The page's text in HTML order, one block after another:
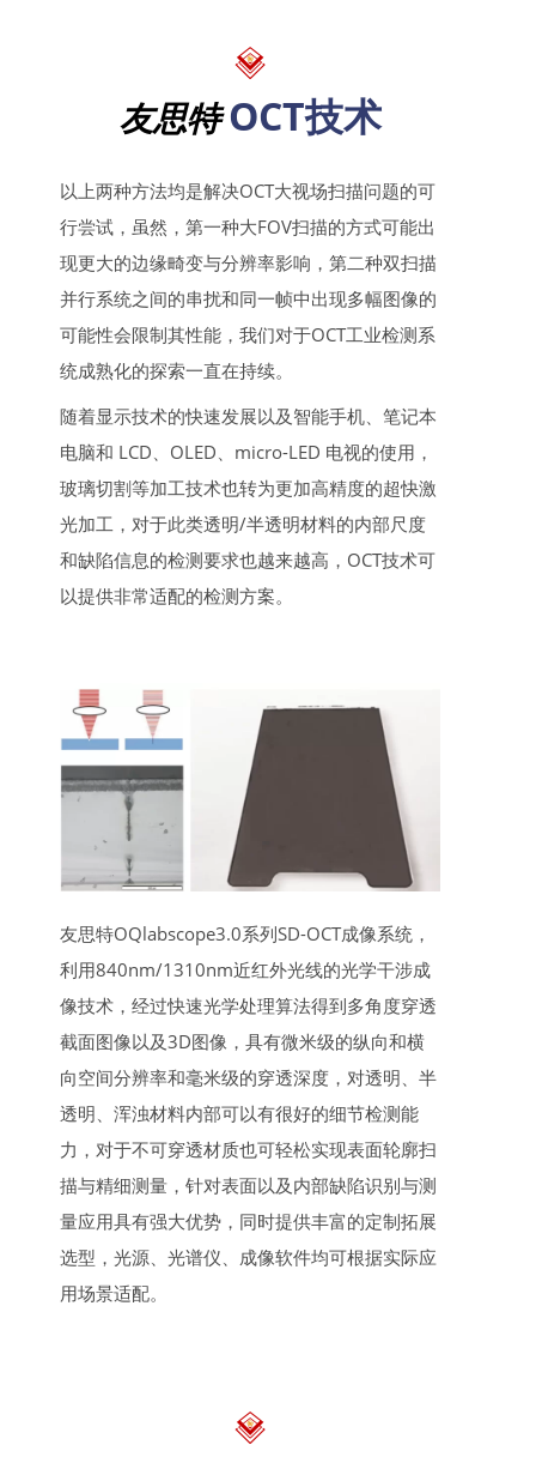
友思特OCT技术
以上两种方法均是解决OCT大视场扫描问题的可
行尝试，虽然，第一种大FOV扫描的方式可能出
现更大的边缘畸变与分辨率影响，第二种双扫描
并行系统之间的串扰和同一帧中出现多幅图像的
可能性会限制其性能，我们对于OCT工业检测系
统成熟化的探索一直在持续。
随着显示技术的快速发展以及智能手机、笔记本
电脑和 LCD、OLED、micro-LED 电视的使用，
玻璃切割等加工技术也转为更加高精度的超快激
光加工，对于此类透明/半透明材料的内部尺度
和缺陷信息的检测要求也越来越高，OCT技术可
以提供非常适配的检测方案。
友思特OQlabscope3.0系列SD-OCT成像系统，
利用840nm/1310nm近红外光线的光学干涉成
像技术，经过快速光学处理算法得到多角度穿透
截面图像以及3D图像，具有微米级的纵向和横
向空间分辨率和毫米级的穿透深度，对透明、半
透明、浑浊材料内部可以有很好的细节检测能
力，对于不可穿透材质也可轻松实现表面轮廓扫
描与精细测量，针对表面以及内部缺陷识别与测
量应用具有强大优势，同时提供丰富的定制拓展
选型，光源、光谱仪、成像软件均可根据实际应
用场景适配。